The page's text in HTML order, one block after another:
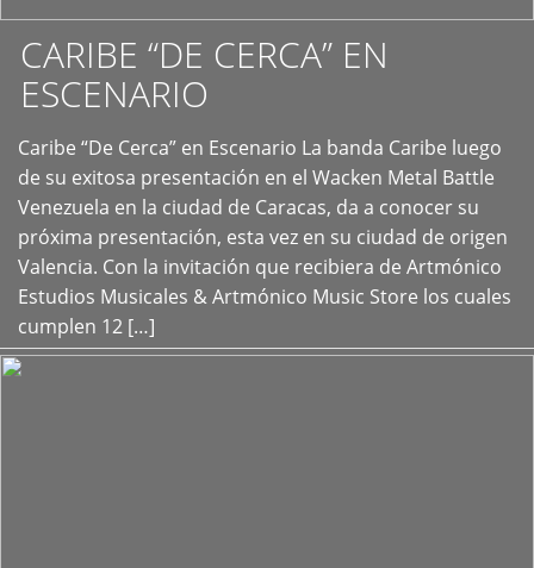
CARIBE “DE CERCA” EN
ESCENARIO
Caribe “De Cerca” en Escenario La banda Caribe luego
de su exitosa presentación en el Wacken Metal Battle
Venezuela en la ciudad de Caracas, da a conocer su
próxima presentación, esta vez en su ciudad de origen
Valencia. Con la invitación que recibiera de Artmónico
Estudios Musicales & Artmónico Music Store los cuales
cumplen 12 […]
+